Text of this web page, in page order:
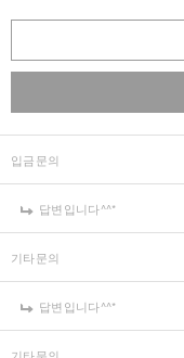
입금문의
답변입니다^^*
기타문의
답변입니다^^*